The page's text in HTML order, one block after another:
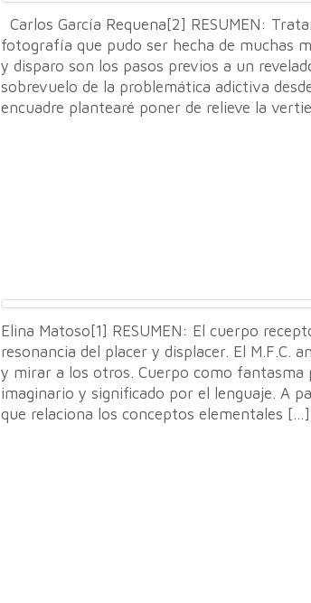
Carlos García Requena[2] RESUMEN:
fotografía que pudo ser hecha de muchas
y disparo son los pasos previos a un
sobrevuelo de la problemática adictiva
encuadre plantearé poner de relieve la
Elina Matoso[1] RESUMEN: El cuerpo
resonancia del placer y displacer. El M.F.C.
y mirar a los otros. Cuerpo como fantasma
imaginario y significado por el lenguaje. A
que relaciona los conceptos elementales […]